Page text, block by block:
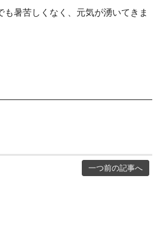
も暑苦しくなく、元気が湧いてきま
一つ前の記事へ